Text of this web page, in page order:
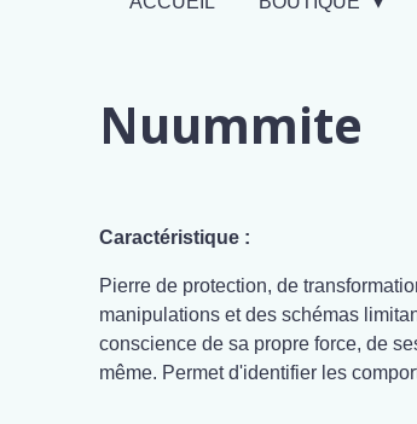
Nuummite
Caractéristique :
Pierre de protection, de
manipulations et des schémas
conscience de sa propre force, de
même. Permet d'identifier les